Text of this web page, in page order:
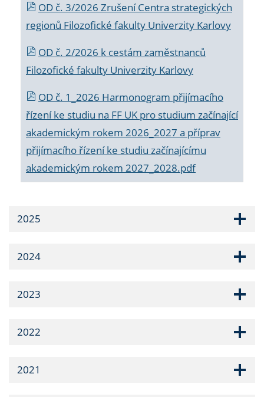
OD č. 3/2026 Zrušení Centra strategických
regionů Filozofické fakulty Univerzity Karlovy
OD č. 2/2026 k cestám zaměstnanců
Filozofické fakulty Univerzity Karlovy
OD č. 1_2026 Harmonogram přijímacího
řízení ke studiu na FF UK pro studium začínající
akademickým rokem 2026_2027 a příprav
přijímacího řízení ke studiu začínajícímu
akademickým rokem 2027_2028.pdf
2025
2024
2023
2022
2021